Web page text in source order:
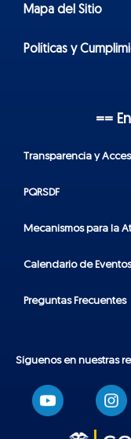
Mapa del Sitio
Políticas y
==
Transparencia y
PQRSDF
Mecanismos para la
Calendario de Eventos
Preguntas Frecuentes
Síguenos en nuestras